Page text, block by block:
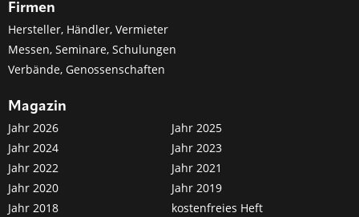
Firmen
Hersteller, Händler, Vermieter
Messen, Seminare, Schulungen
Verbände, Genossenschaften
Magazin
Jahr 2026
Jahr 2025
Jahr 2024
Jahr 2023
Jahr 2022
Jahr 2021
Jahr 2020
Jahr 2019
Jahr 2018
kostenfreies Heft